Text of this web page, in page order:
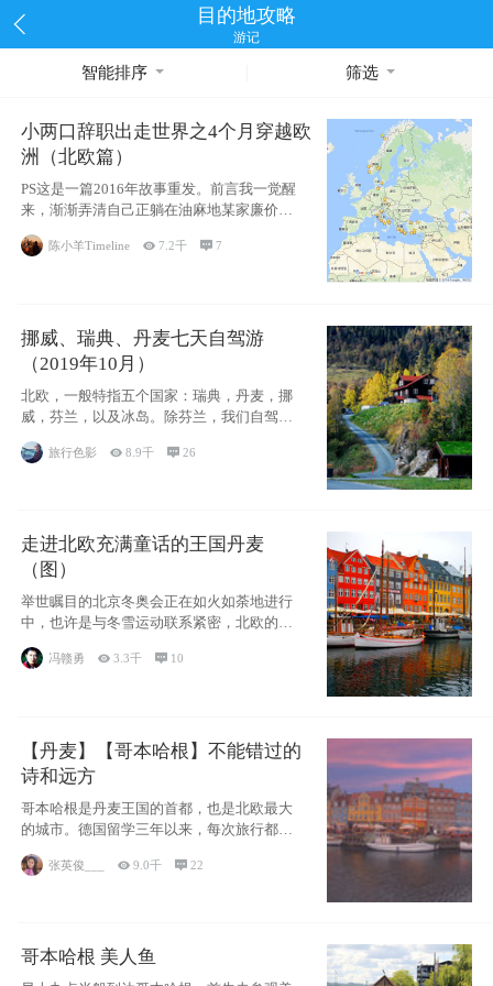
目的地攻略
游记
智能排序 筛选
小两口辞职出走世界之4个月穿越欧
洲（北欧篇）
PS这是一篇2016年故事重发。前言我一觉醒
来，渐渐弄清自己正躺在油麻地某家廉价宾
馆
陈小羊Timeline 7.2千 7
挪威、瑞典、丹麦七天自驾游
（2019年10月）
北欧，一般特指五个国家：瑞典，丹麦，挪
威，芬兰，以及冰岛。除芬兰，我们自驾游
旅行色影 8.9千 26
走进北欧充满童话的王国丹麦
（图）
举世瞩目的北京冬奥会正在如火如荼地进行
中，也许是与冬雪运动联系紧密，北欧的一
些国家因
冯赣勇 3.3千  10
【丹麦】【哥本哈根】不能错过的
诗和远方
哥本哈根是丹麦王国的首都，也是北欧最大
的城市。德国留学三年以来，每次旅行都是
张英俊___ 9.0千 22
哥本哈根 美人鱼